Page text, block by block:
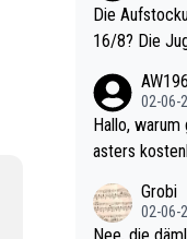
Die
16/8? Die Jugendspiele waren letztes Jahr durchaus sehr kur
l. Allerdings ist Mitchell Lawrie als Nummer 1 der Welt eh quali
fiziert. Somit
eisters erstmal nichts. Ich denke
d wohl wenig
etztes Jahr
02-06-
Hallo, warum gibt es keinen Hinweis, dass die Nordic Darts M
asters
Grobi
02-06-